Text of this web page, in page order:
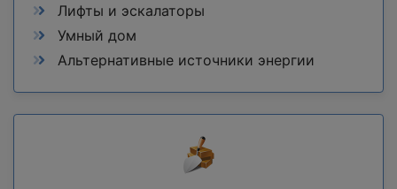
Лифты и эскалаторы
Умный дом
Альтернативные источники энергии